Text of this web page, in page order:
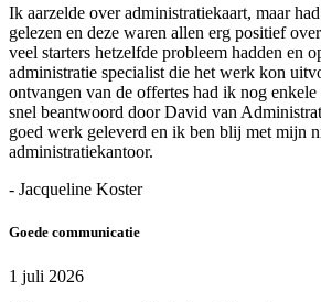
Ik aarzelde over administratiekaart, maar
gelezen en deze waren allen erg positief
veel starters hetzelfde probleem hadden en
administratie specialist die het werk kon
ontvangen van de offertes had ik nog
snel beantwoord door David van
goed werk geleverd en ik ben blij met mijn
administratiekantoor.
- Jacqueline Koster
Goede communicatie
1 juli 2026